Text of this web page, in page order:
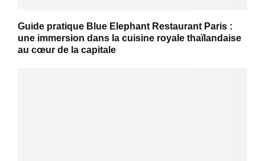
Guide pratique Blue Elephant Restaurant Paris :
une immersion dans la cuisine royale thaïlandaise
au cœur de la capitale